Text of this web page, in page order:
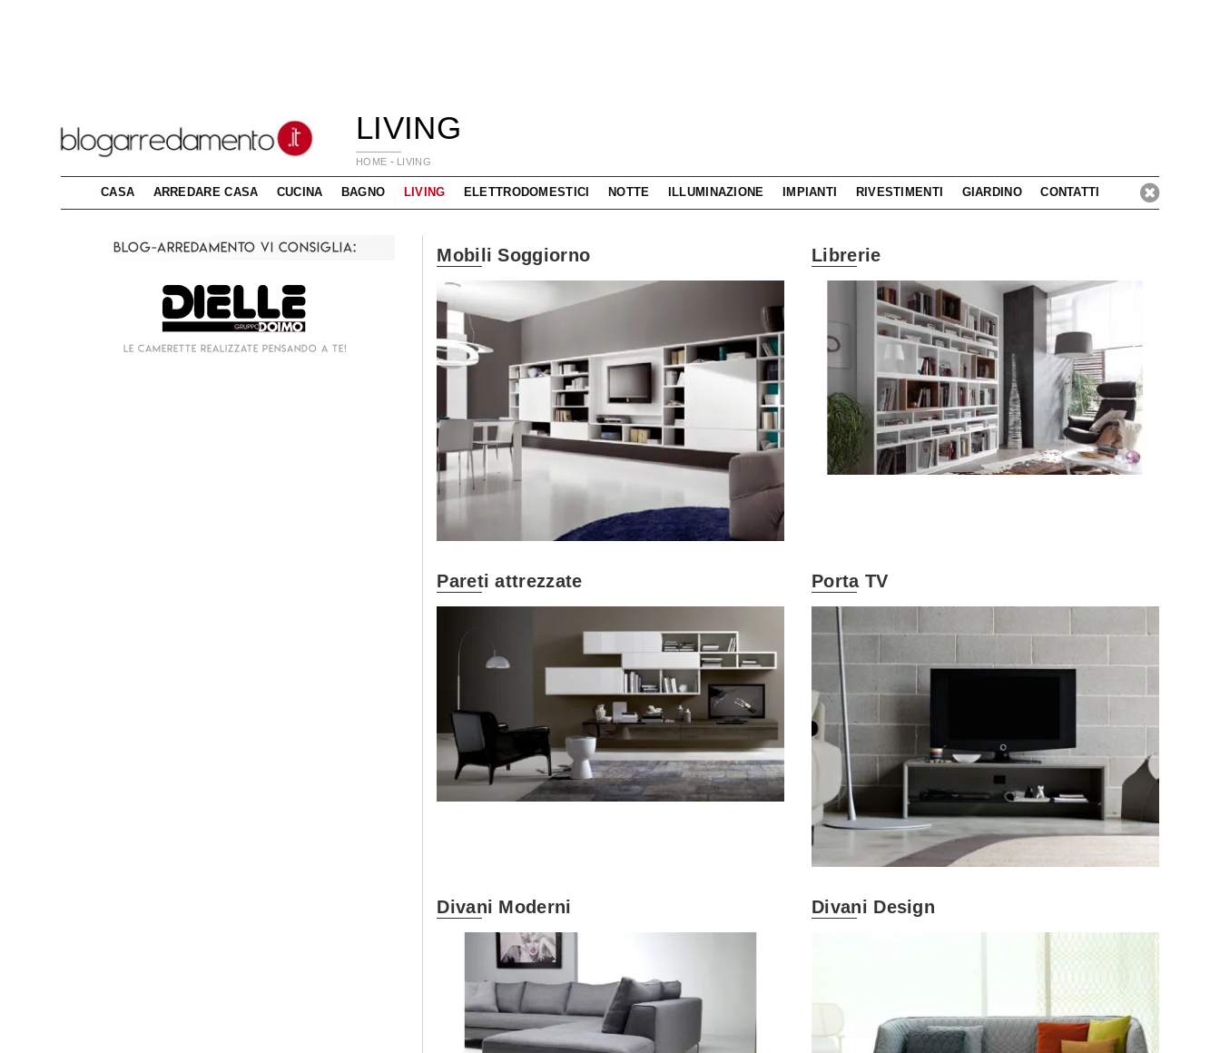
LIVING
HOME - LIVING
CASA ARREDARE CASA CUCINA BAGNO LIVING ELETTRODOMESTICI NOTTE ILLUMINAZIONE IMPIANTI RIVESTIMENTI GIARDINO CONTATTI
Blog-Arredamento vi consiglia:
Interprete dell'arredo bagno a 360 gradi!
Lasciati ispirare dal design delle nostre porte
Mobili Soggiorno Librerie
Pareti attrezzate Porta TV
Divani Moderni Divani Design